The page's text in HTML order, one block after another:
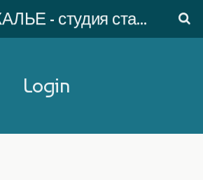
ЗАЗЕРКАЛЬЕ - студия старинного танца
Login